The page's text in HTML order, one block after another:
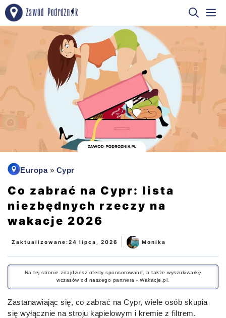
Przejdź
do
Europa» Cypr
Co zabrać na Cypr: lista
niezbędnych rzeczy na
wakacje 2026
Zaktualizowane:24 lipca, 2026 Monika
Na tej stronie znajdziesz oferty sponsorowane, a także wyszukiwarkę
wczasów od naszego partnera - Wakacje.pl.
Zastanawiając się, co zabrać na Cypr, wiele osób skupia
się wyłącznie na stroju kąpielowym i kremie z filtrem.